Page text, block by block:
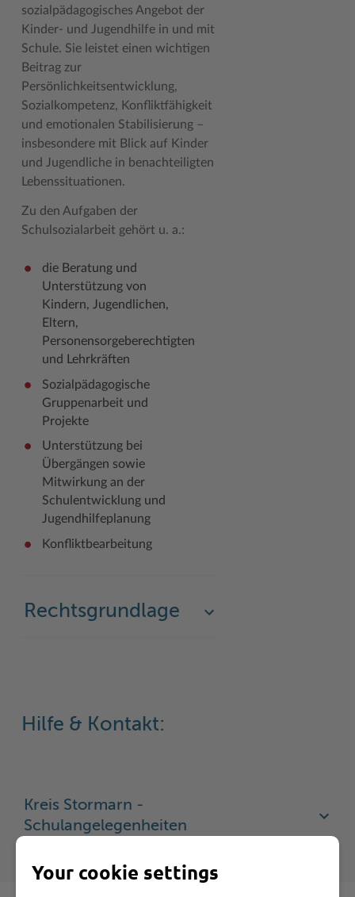
Geodatenportale (Kreiskarte)
Kfz-Zulassung
Kontakt / Öffnungszeiten
Lebenslagen
Leistungen
Lexikon
Wo Sie uns finden
Zuständigkeitsfinder SH ↗
Fotoarchiv
Hitzeschutz
Klimaanpassungskonzept
Kreistag Sitzungskalender
Lokales Wetter
Newsletter
Social Media
Stormarninfo
Termine
Ukrainehilfe
Woche der Seelischen Gesundheit
#MeinStormarn
Karrieretag
Kreispräsident
Kreistag und Ausschüsse
Kreistag Sitzungskalender
Kreisverwaltung
Landrat
Sonderbereiche
Städte und Gemeinden
Wappen und Geschichte
Wappenrolle
Was ist ein Kreis?
Zahlen, Daten, Fakten
Offene Stellen
Praktika und FSJ
Weiterbildung beim Kreis Stormarn
Wen wir suchen
Klimaschutz beim Kreis Stormarn
Projekt e-Gewerbe
Stormarner Bündnis für bezahlbares Wohnen
Wirtschafts- und Aufbaugesellschaft Stormarn
Zahlen, Daten, Fakten
Kulturelle Einrichtungen
Museen
Naturschutzgebiete
Radwandern
Storchenhorste
Lieblingsplätze in der Metropolregion
Tourismus
Vereine und Gruppen
Wälder und Moore
sozialpädagogisches Angebot der
Kinder- und Jugendhilfe in und mit
Schule. Sie leistet einen wichtigen
Beitrag zur
Persönlichkeitsentwicklung,
Sozialkompetenz, Konfliktfähigkeit
und emotionalen Stabilisierung –
insbesondere mit Blick auf Kinder
und Jugendliche in benachteiligten
Lebenssituationen.
Zu den Aufgaben der
Schulsozialarbeit gehört u. a.:
die Beratung und
Unterstützung von
Kindern, Jugendlichen,
Eltern,
Personensorgeberechtigten
und Lehrkräften
Sozialpädagogische
Gruppenarbeit und
Projekte
Unterstützung bei
Übergängen sowie
Mitwirkung an der
Schulentwicklung und
Jugendhilfeplanung
Konfliktbearbeitung
Rechtsgrundlage
Hilfe & Kontakt:
Kreis Stormarn -
Schulangelegenheiten
Your cookie settings